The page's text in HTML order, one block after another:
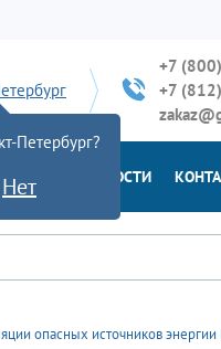
Петербург?
Нет
+7
+7
НОВОСТИ
опасных источников